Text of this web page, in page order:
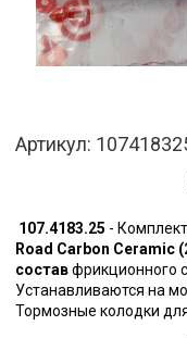
Артикул:
107.4183.25 -
Road Carbon Ceramic
составфрикционного
Устанавливаются на
Тормозные колодки